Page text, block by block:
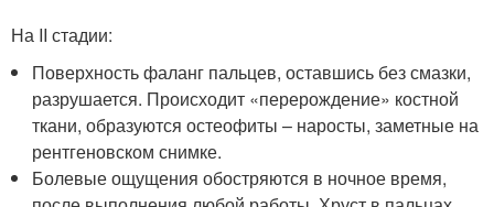
На II стадии:
Поверхность фаланг пальцев, оставшись без смазки,
разрушается. Происходит «перерождение» костной
ткани, образуются остеофиты – наросты, заметные на
рентгеновском снимке.
Болевые ощущения обостряются в ночное время,